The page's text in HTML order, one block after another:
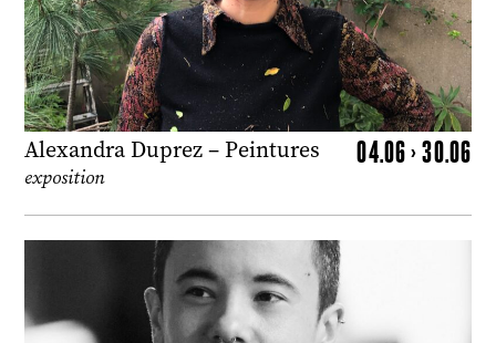
Alexandra Duprez – Peintures 04.06 > 30.06
exposition